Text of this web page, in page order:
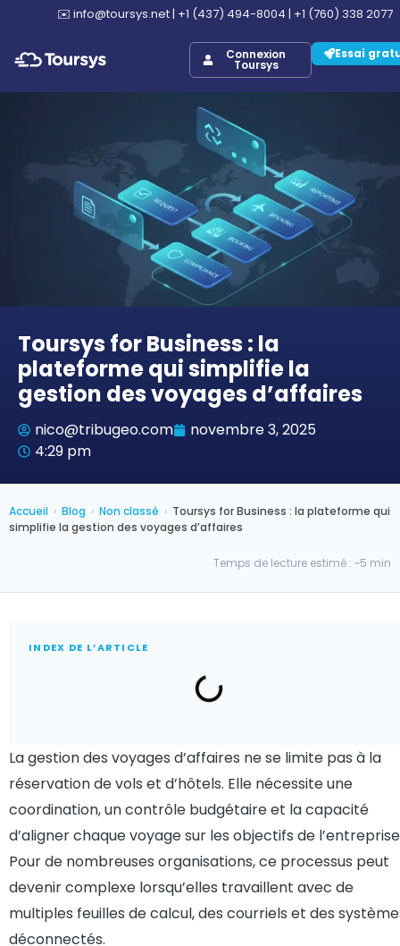
✉️ info@toursys.net| +1 (437) 494-8004 | +1 (760) 338 2077
Connexion
Toursys
Essai
Toursys for Business : la
plateforme qui simplifie la
gestion des voyages d’affaires
nico@tribugeo.com
novembre 3, 2025
4:29 pm
Accueil › Blog › Non classé › Toursys for Business : la plateforme qui
simplifie la gestion des voyages d’affaires
Temps de lecture estimé : ~5 min
INDEX DE L’ARTICLE
La gestion des voyages d’affaires ne se limite pas à la
réservation de vols et d’hôtels. Elle nécessite une
coordination, un contrôle budgétaire et la capacité
d’aligner chaque voyage sur les objectifs de
Pour de nombreuses organisations, ce processus peut
devenir complexe lorsqu’elles travaillent avec de
multiples feuilles de calcul, des courriels et des
déconnectés.